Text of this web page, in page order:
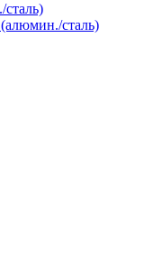
сталь)